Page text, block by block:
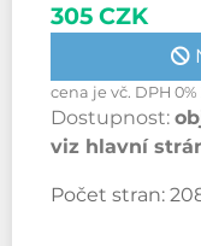
305 CZK
cena je vč. DPH
Dostupnost:
viz hlavní
Počet stran: